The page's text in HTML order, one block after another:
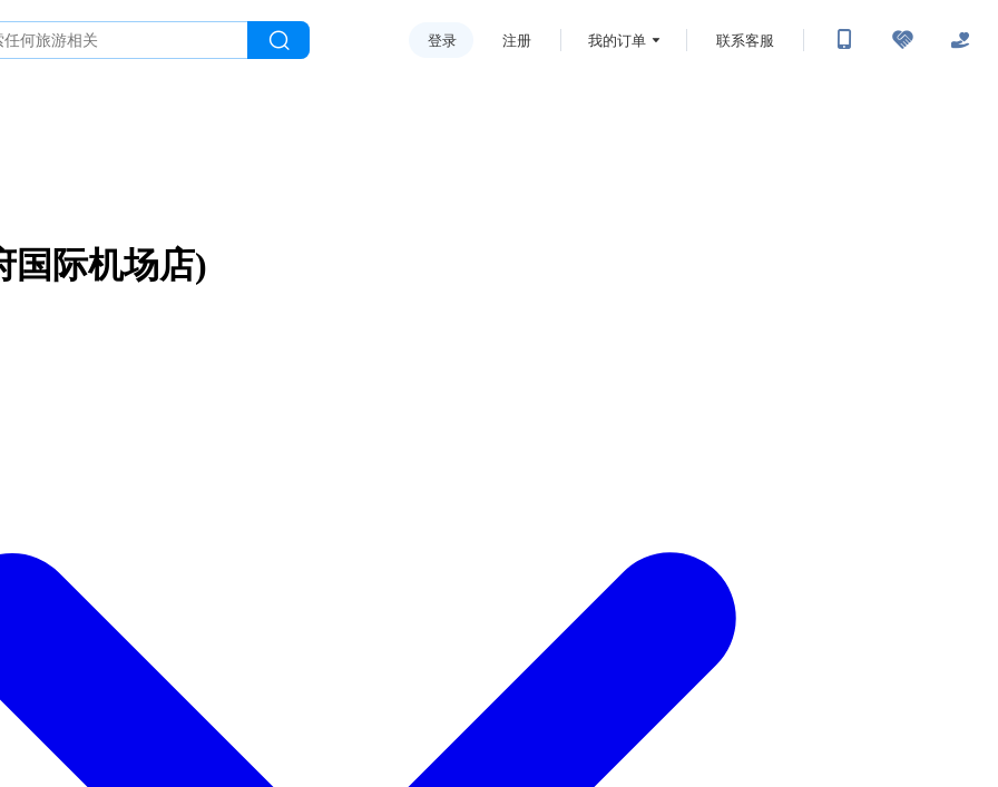
登录 注册 我的订单 联系客服
国际机场店)